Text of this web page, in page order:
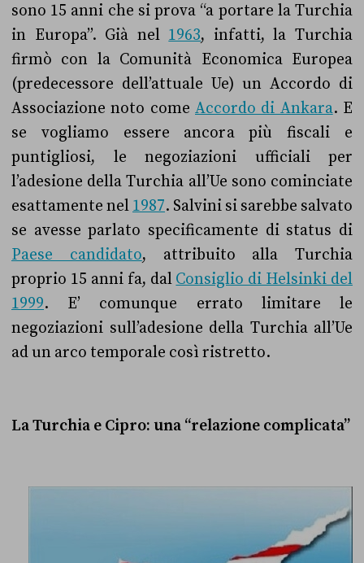
sono 15 anni che si prova “a portare la Turchia
in Europa”. Già nel 1963, infatti, la Turchia
firmò con la Comunità Economica Europea
(predecessore dell’attuale Ue) un Accordo di
Associazione noto come Accordo di Ankara. E
se vogliamo essere ancora più fiscali e
puntigliosi, le negoziazioni ufficiali per
l’adesione della Turchia all’Ue sono cominciate
esattamente nel 1987. Salvini si sarebbe salvato
se avesse parlato specificamente di status di
Paese candidato, attribuito alla Turchia
proprio 15 anni fa, dal Consiglio di Helsinki del
1999. E’ comunque errato limitare le
negoziazioni sull’adesione della Turchia all’Ue
ad un arco temporale così ristretto.
La Turchia e Cipro: una “relazione complicata”